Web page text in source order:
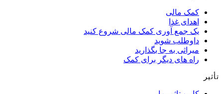
کمک مالی
اهدای غذا
یک جمع آوری کمک مالی شروع کنید
داوطلب شوید
میراثی به جا بگذارید
راه های دیگر برای کمک
تأثیر